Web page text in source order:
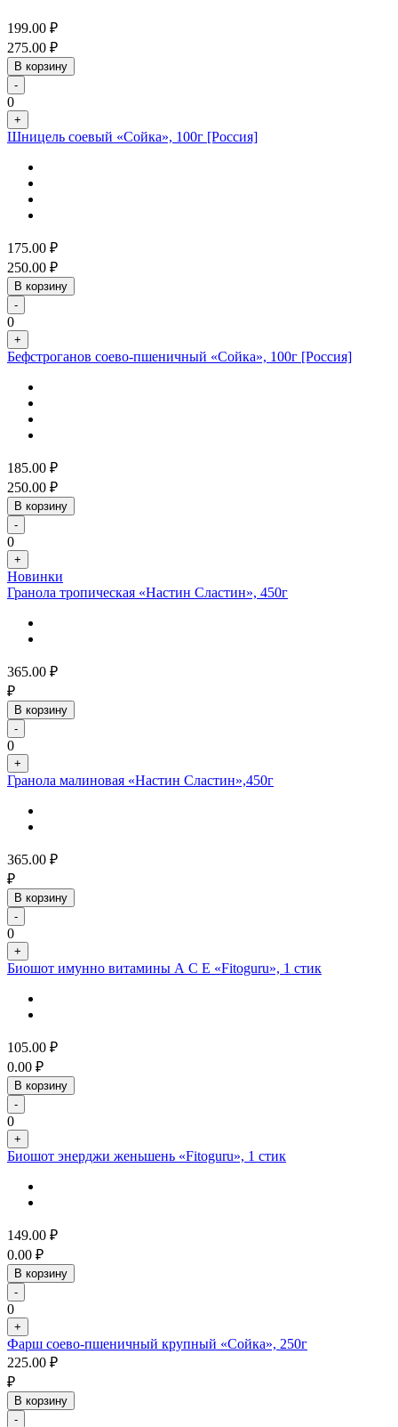
199.00 ₽
275.00 ₽
В корзину
-
0
+
Шницель соевый «Сойка», 100г [Россия]
175.00 ₽
250.00 ₽
В корзину
-
0
+
Бефстроганов соево-пшеничный «Сойка», 100г [Россия]
185.00 ₽
250.00 ₽
В корзину
-
0
+
Новинки
Гранола тропическая «Настин Сластин», 450г
365.00 ₽
₽
В корзину
-
0
+
Гранола малиновая «Настин Сластин»,450г
365.00 ₽
₽
В корзину
-
0
+
Биошот имунно витамины А С Е «Fitoguru», 1 стик
105.00 ₽
0.00 ₽
В корзину
-
0
+
Биошот энерджи женьшень «Fitoguru», 1 стик
149.00 ₽
0.00 ₽
В корзину
-
0
+
Фарш соево-пшеничный крупный «Сойка», 250г
225.00 ₽
₽
В корзину
-